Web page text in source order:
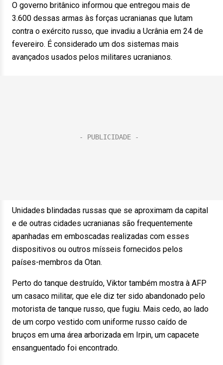
O governo britânico informou que entregou mais de
3.600 dessas armas às forças ucranianas que lutam
contra o exército russo, que invadiu a Ucrânia em 24 de
fevereiro. É considerado um dos sistemas mais
avançados usados pelos militares ucranianos.
Unidades blindadas russas que se aproximam da capital
e de outras cidades ucranianas são frequentemente
apanhadas em emboscadas realizadas com esses
dispositivos ou outros mísseis fornecidos pelos
países-membros da Otan.
Perto do tanque destruído, Viktor também mostra à AFP
um casaco militar, que ele diz ter sido abandonado pelo
motorista de tanque russo, que fugiu. Mais cedo, ao lado
de um corpo vestido com uniforme russo caído de
bruços em uma área arborizada em Irpin, um capacete
ensanguentado foi encontrado.